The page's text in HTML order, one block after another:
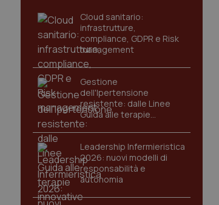
Cloud sanitario:
infrastrutture,
compliance, GDPR e Risk
management
Gestione
dell'Ipertensione
resistente: dalle Linee
Guida alle terapie
innovative
Leadership Infermieristica
2026: nuovi modelli di
responsabilità e
autonomia